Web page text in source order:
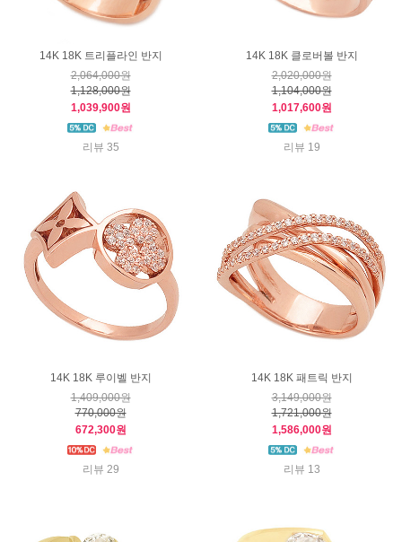
14K 18K 트리플라인 반지
2,064,000원
1,128,000원
1,039,900원
리뷰 35
14K 18K 클로버볼 반지
2,020,000원
1,104,000원
1,017,600원
리뷰 19
14K 18K 루이벨 반지
1,409,000원
770,000원
672,300원
리뷰 29
14K 18K 패트릭 반지
3,149,000원
1,721,000원
1,586,000원
리뷰 13